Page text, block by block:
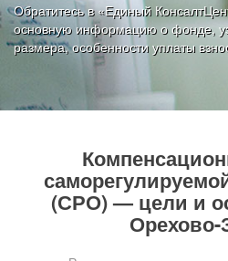
Обратитесь в «Единый
основную информацию о фонде,
размера, особенности уплаты
(СРО) — цели и
Орехово-